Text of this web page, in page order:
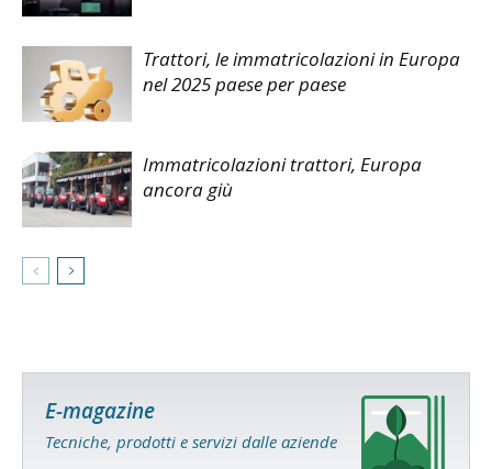
Trattori, le immatricolazioni in Europa
nel 2025 paese per paese
Immatricolazioni trattori, Europa
ancora giù
E-magazine
Tecniche, prodotti e servizi dalle aziende